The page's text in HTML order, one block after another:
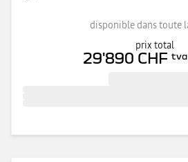
disponible dans toute
prix total
29'890 CHF tva